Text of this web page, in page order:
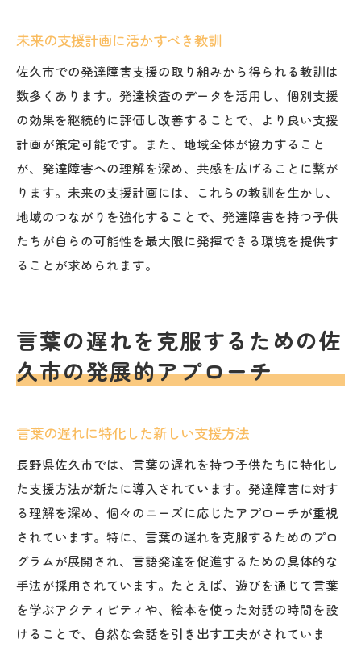
未来の支援計画に活かすべき教訓
佐久市での発達障害支援の取り組みから得られる教訓は
数多くあります。発達検査のデータを活用し、個別支援
の効果を継続的に評価し改善することで、より良い支援
計画が策定可能です。また、地域全体が協力すること
が、発達障害への理解を深め、共感を広げることに繋が
ります。未来の支援計画には、これらの教訓を生かし、
地域のつながりを強化することで、発達障害を持つ子供
たちが自らの可能性を最大限に発揮できる環境を提供す
ることが求められます。
言葉の遅れを克服するための佐
久市の発展的アプローチ
言葉の遅れに特化した新しい支援方法
長野県佐久市では、言葉の遅れを持つ子供たちに特化し
た支援方法が新たに導入されています。発達障害に対す
る理解を深め、個々のニーズに応じたアプローチが重視
されています。特に、言葉の遅れを克服するためのプロ
グラムが展開され、言語発達を促進するための具体的な
手法が採用されています。たとえば、遊びを通じて言葉
を学ぶアクティビティや、絵本を使った対話の時間を設
けることで、自然な会話を引き出す工夫がされていま